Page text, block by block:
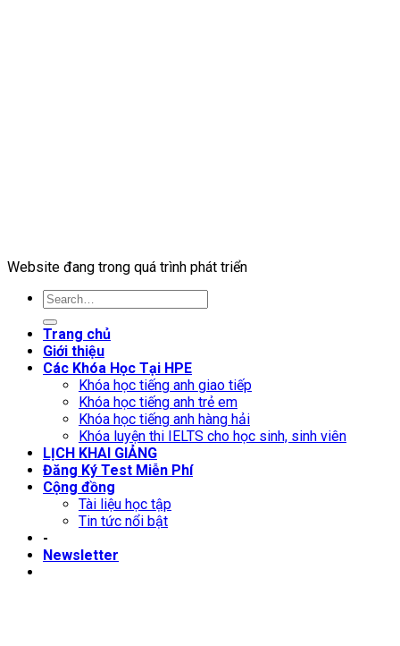
Website đang trong quá trình phát triển
Trang chủ
Giới thiệu
Các Khóa Học Tại HPE
Khóa học tiếng anh giao tiếp
Khóa học tiếng anh trẻ em
Khóa học tiếng anh hàng hải
Khóa luyện thi IELTS cho học sinh, sinh viên
LỊCH KHAI GIẢNG
Đăng Ký Test Miễn Phí
Cộng đồng
Tài liệu học tập
Tin tức nổi bật
-
Newsletter